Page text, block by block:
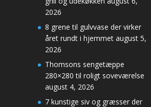
2026
8 grene til gulvvase der virker
året rundt i hjemmet august 5,
2026
Thomsons sengetæppe
280×280 til roligt soveværelse
august 4, 2026
7 kunstige siv og græsser der